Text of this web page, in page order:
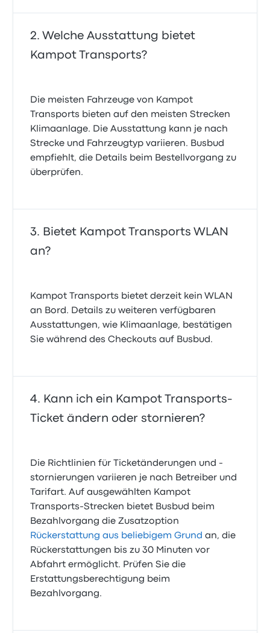
Welche Ausstattung bietet
Kampot Transports?
Die meisten Fahrzeuge von Kampot
Transports bieten auf den meisten Strecken
Klimaanlage. Die Ausstattung kann je nach
Strecke und Fahrzeugtyp variieren. Busbud
empfiehlt, die Details beim Bestellvorgang zu
überprüfen.
Bietet Kampot Transports WLAN
an?
Kampot Transports bietet derzeit kein WLAN
an Bord. Details zu weiteren verfügbaren
Ausstattungen, wie Klimaanlage, bestätigen
Sie während des Checkouts auf Busbud.
Kann ich ein Kampot Transports-
Ticket ändern oder stornieren?
Die Richtlinien für Ticketänderungen und -
stornierungen variieren je nach Betreiber und
Tarifart. Auf ausgewählten Kampot
Transports-Strecken bietet Busbud beim
Bezahlvorgang die Zusatzoption
Rückerstattung aus beliebigem Grund an, die
Rückerstattungen bis zu 30 Minuten vor
Abfahrt ermöglicht. Prüfen Sie die
Erstattungsberechtigung beim
Bezahlvorgang.